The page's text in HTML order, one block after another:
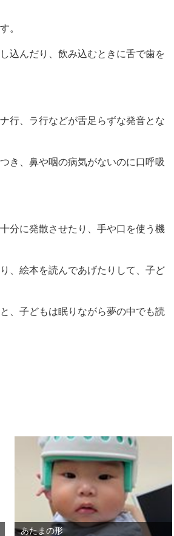
。
込んだり、飲み込むときに舌で歯を
行、ラ行などが舌足らずな発音とな
き、鼻や咽の病気がないのに口呼吸
分に発散させたり、手や口を使う機
、絵本を読んであげたりして、子ど
、子どもは眠りながら夢の中でも読
あたまの形